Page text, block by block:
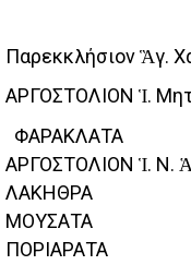
Παρεκκλήσιον Ἃγ.
ΑΡΓΟΣΤΟΛΙΟΝ Ἱ.
ΦΑΡΑΚΛΑΤΑ
ΑΡΓΟΣΤΟΛΙΟΝ Ἱ. Ν.
ΛΑΚΗΘΡΑ
ΜΟΥΣΑΤΑ
ΠΟΡΙΑΡΑΤΑ